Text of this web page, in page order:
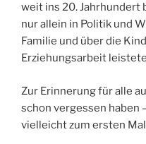
weit ins 20.
nur allein in Politik und
Familie und über die
Erziehungsarbeit
Zur Erinnerung für alle
schon vergessen haben
vielleicht zum ersten